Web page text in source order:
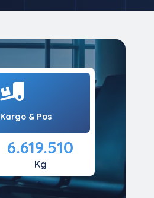
Kargo & Pos
6.619.510
Kg